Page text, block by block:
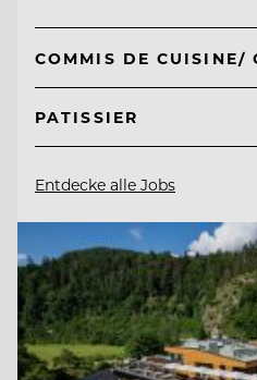
COMMIS DE CUISINE/
PATISSIER
Entdecke alle Jobs